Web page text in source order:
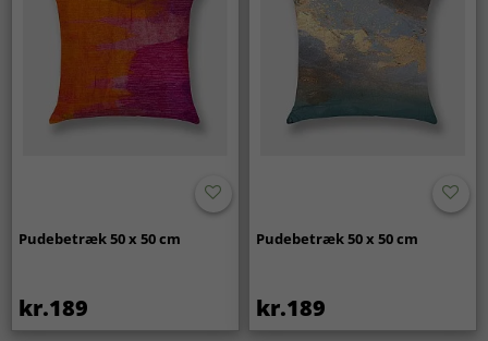
Pudebetræk 50 x 50 cm
kr.189
Pudebetræk 50 x 50 cm
kr.189